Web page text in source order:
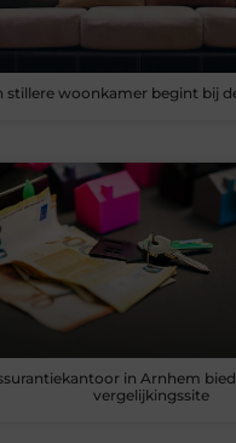
stillere woonkamer begint bij
in Arnhem
vergelijkingssite